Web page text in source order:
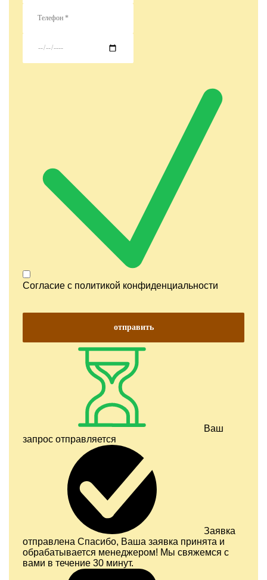
Согласие с политикой конфиденциальности
отправить
Ваш
запрос отправляется
Заявка
отправлена Спасибо, Ваша заявка принята и
обрабатывается менеджером! Мы свяжемся с
вами в течение 30 минут.